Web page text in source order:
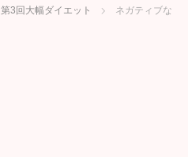
第3回大幅ダイエット
ネガティブな